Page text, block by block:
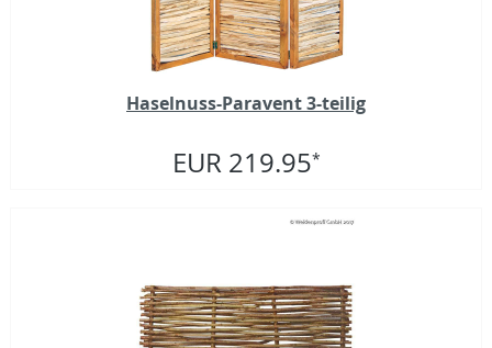
Haselnuss-Paravent 3-teilig
EUR 219.95*